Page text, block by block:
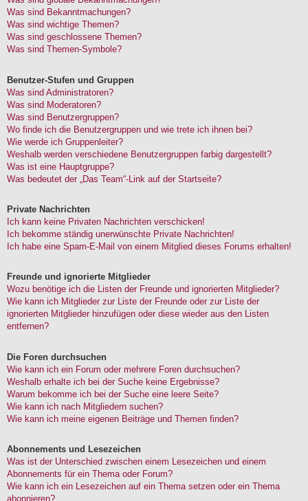
Was sind Bekanntmachungen?
Was sind wichtige Themen?
Was sind geschlossene Themen?
Was sind Themen-Symbole?
Benutzer-Stufen und Gruppen
Was sind Administratoren?
Was sind Moderatoren?
Was sind Benutzergruppen?
Wo finde ich die Benutzergruppen und wie trete ich ihnen bei?
Wie werde ich Gruppenleiter?
Weshalb werden verschiedene Benutzergruppen farbig dargestellt?
Was ist eine Hauptgruppe?
Was bedeutet der „Das Team“-Link auf der Startseite?
Private Nachrichten
Ich kann keine Privaten Nachrichten verschicken!
Ich bekomme ständig unerwünschte Private Nachrichten!
Ich habe eine Spam-E-Mail von einem Mitglied dieses Forums erhalten!
Freunde und ignorierte Mitglieder
Wozu benötige ich die Listen der Freunde und ignorierten Mitglieder?
Wie kann ich Mitglieder zur Liste der Freunde oder zur Liste der
ignorierten Mitglieder hinzufügen oder diese wieder aus den Listen
entfernen?
Die Foren durchsuchen
Wie kann ich ein Forum oder mehrere Foren durchsuchen?
Weshalb erhalte ich bei der Suche keine Ergebnisse?
Warum bekomme ich bei der Suche eine leere Seite?
Wie kann ich nach Mitgliedern suchen?
Wie kann ich meine eigenen Beiträge und Themen finden?
Abonnements und Lesezeichen
Was ist der Unterschied zwischen einem Lesezeichen und einem
Abonnements für ein Thema oder Forum?
Wie kann ich ein Lesezeichen auf ein Thema setzen oder ein Thema
abonnieren?